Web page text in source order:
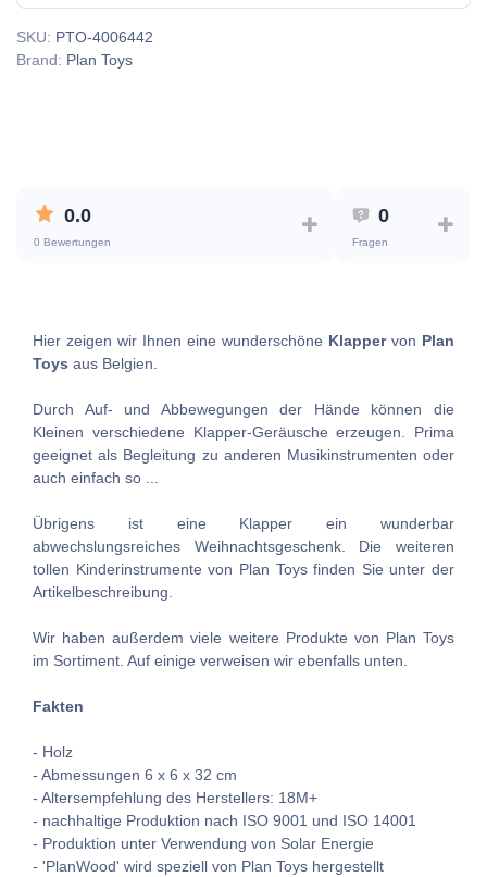
SKU: PTO-4006442
Brand: Plan Toys
0.0
0 Bewertungen
0
Fragen
Hier zeigen wir Ihnen eine wunderschöne Klapper von Plan
Toys aus Belgien.
Durch Auf- und Abbewegungen der Hände können die
Kleinen verschiedene Klapper-Geräusche erzeugen. Prima
geeignet als Begleitung zu anderen Musikinstrumenten oder
auch einfach so ...
Übrigens ist eine Klapper ein wunderbar
abwechslungsreiches Weihnachtsgeschenk. Die weiteren
tollen Kinderinstrumente von Plan Toys finden Sie unter der
Artikelbeschreibung.
Wir haben außerdem viele weitere Produkte von Plan Toys
im Sortiment. Auf einige verweisen wir ebenfalls unten.
Fakten
- Holz
- Abmessungen 6 x 6 x 32 cm
- Altersempfehlung des Herstellers: 18M+
- nachhaltige Produktion nach ISO 9001 und ISO 14001
- Produktion unter Verwendung von Solar Energie
- 'PlanWood' wird speziell von Plan Toys hergestellt